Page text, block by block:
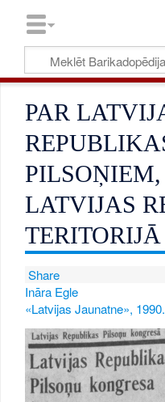
PAR
LATVIJAS
TERITORIJĀ
Share
Ināra Egle
«Latvijas Jaunatne»,